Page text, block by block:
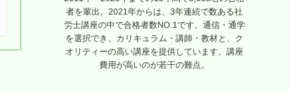
者を輩出。2021年からは、3年連続で数ある社
労士講座の中で合格者数NO.1です。通信・通学
を選択でき、カリキュラム・講師・教材と、ク
オリティーの高い講座を提供しています。講座
費用が高いのが若干の難点。